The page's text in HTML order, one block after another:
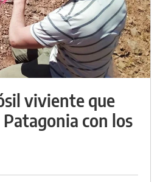
viviente que
con los